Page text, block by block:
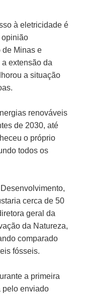
à eletricidade é
opinião
de Minas e
extensão da
a situação
renováveis
de 2030, até
o próprio
todos os
cerca de 50
geral da
da Natureza,
comparado
fósseis.
a primeira
pelo enviado